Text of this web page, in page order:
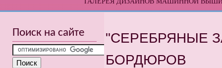
"СЕРЕБРЯНЫЕ
БОРДЮРОВ
Поиск на сайте